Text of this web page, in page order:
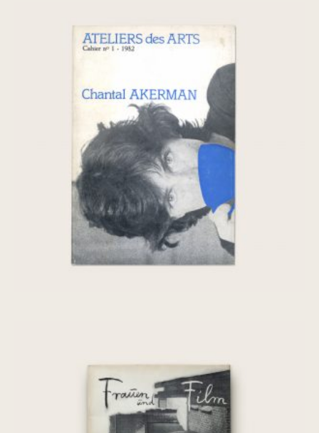
ATELIERS des ARTS: Chantal Akerman
(Cahier n°1 – 1982)
€250,00
[Chantal Akerman] Frauen und Film: